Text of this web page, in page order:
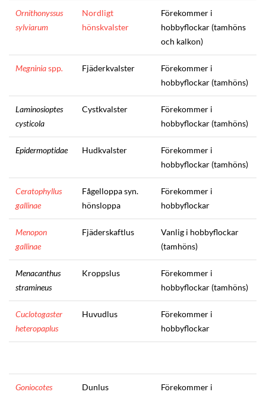
Ornithonyssus
sylviarum
Nordligt
hönskvalster
Förekommer i
hobbyflockar (tamhöns
och kalkon)
Megniniaspp. Fjäderkvalster
Förekommer i
hobbyflockar (tamhöns)
Laminosioptes
cysticola
Cystkvalster
Förekommer i
hobbyflockar (tamhöns)
Epidermoptidae Hudkvalster
Förekommer i
hobbyflockar (tamhöns)
Ceratophyllus
gallinae
Fågelloppa syn.
hönsloppa
Förekommer i
hobbyflockar
Menopon
gallinae
Fjäderskaftlus
Vanlig i hobbyflockar
(tamhöns)
Menacanthus
stramineus
Kroppslus
Förekommer i
hobbyflockar (tamhöns)
Cuclotogaster
heteropaplus
Huvudlus
Förekommer i
hobbyflockar
Goniocotes
Dunlus
Förekommer i